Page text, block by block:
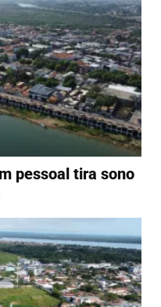
pessoal tira sono